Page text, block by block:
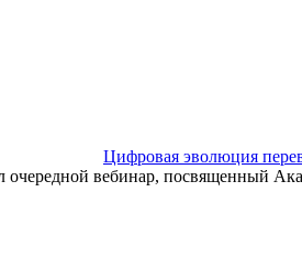
Цифровая эволюция
очередной вебинар, посвященный